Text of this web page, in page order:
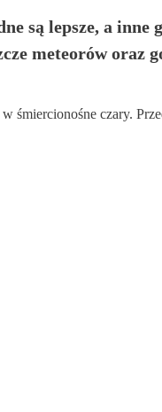
są lepsze, a inne
meteorów oraz
śmiercionośne czary.